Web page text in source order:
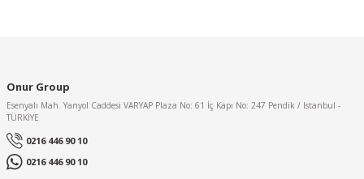
Onur Group
Esenyalı Mah. Yanyol Caddesi VARYAP Plaza No: 61 İç Kapı No: 247 Pendik / Istanbul -
TÜRKİYE
0216 446 90 10
0216 446 90 10